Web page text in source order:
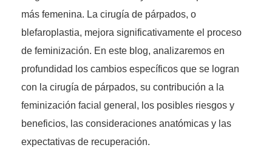
más femenina. La cirugía de párpados, o
blefaroplastia, mejora significativamente el proceso
de feminización. En este blog, analizaremos en
profundidad los cambios específicos que se logran
con la cirugía de párpados, su contribución a la
feminización facial general, los posibles riesgos y
beneficios, las consideraciones anatómicas y las
expectativas de recuperación.